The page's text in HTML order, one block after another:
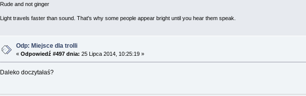
Rude and not ginger
Light travels faster than sound. That's why some people appear bright until you hear them speak.
Odp: Miejsce dla trolli
«Odpowiedź #497 dnia: 25 Lipca 2014, 10:25:19 »
Daleko doczytałaś?